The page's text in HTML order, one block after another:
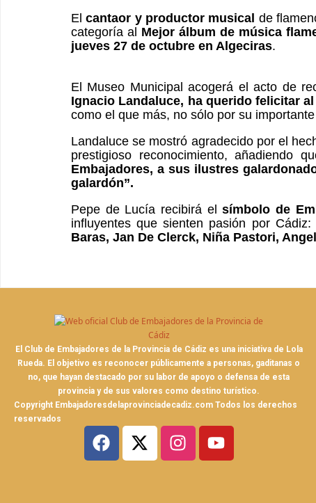
Elcantaor y productor musical de
categoría al Mejor álbum de música
jueves 27 de octubre en Algeciras.
El Museo Municipal acogerá el acto de
Ignacio Landaluce, ha querido felicitar
como el que más, no sólo por su
Landaluce se mostró agradecido por el
prestigioso reconocimiento, añadiendo
Embajadores, a sus ilustres
galardón”.
Pepe de Lucía recibirá elsímbolo de
influyentes que sienten pasión por Cádiz:
Baras, Jan De Clerck, Niña Pastori,
El Club de Embajadores de la Provincia de Cádiz es una iniciativa de Lola
Rueda. El objetivo es reconocer públicamente a personas, gaditanas o
no, que hayan destacado por su labor de apoyo o defensa de esta
provincia y de sus valores como destino turístico.
Copyright Embajadoresdelaprovinciadecadiz.com Todos los derechos
reservados